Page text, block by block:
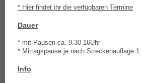
* Hier findet ihr die verfügbaren Termine
Dauer
* mit Pausen ca. 9.30-16Uhr
* Mittagspause je nach Streckenauflage 1
Info